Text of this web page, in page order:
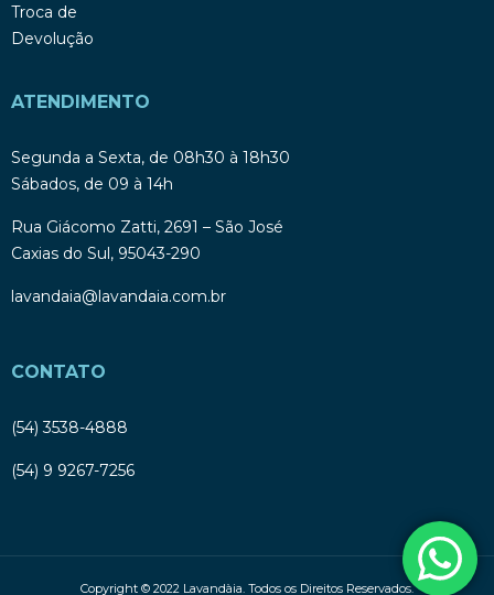
Troca de
Devolução
ATENDIMENTO
Segunda a Sexta, de 08h30 à 18h30
Sábados, de 09 à 14h
Rua Giácomo Zatti, 2691 – São José
Caxias do Sul, 95043-290
lavandaia@lavandaia.com.br
CONTATO
(54) 3538-4888
(54) 9 9267-7256
Copyright © 2022 Lavandàia. Todos os Direitos Reservados.